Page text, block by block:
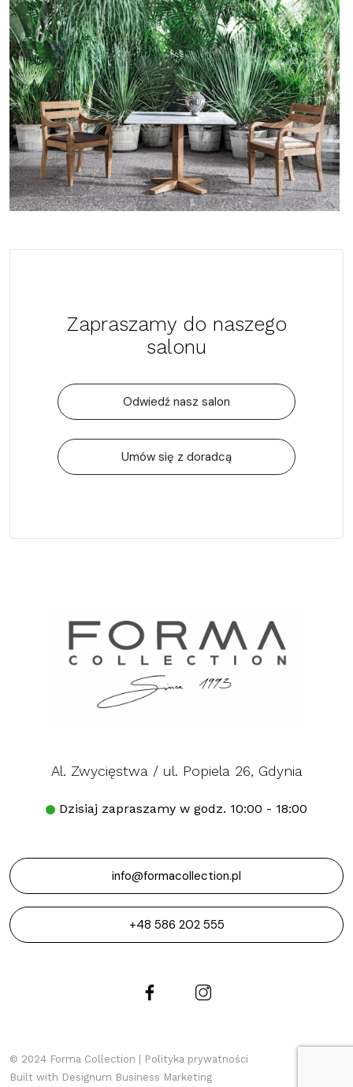
Zapraszamy do naszego
salonu
Odwiedź nasz salon
Umów się z doradcą
Al. Zwycięstwa / ul. Popiela 26, Gdynia
Dzisiaj zapraszamy w godz. 10:00 - 18:00
info@formacollection.pl
+48 586 202 555
© 2024 Forma Collection |
Polityka prywatności
Built with Designum Business Marketing